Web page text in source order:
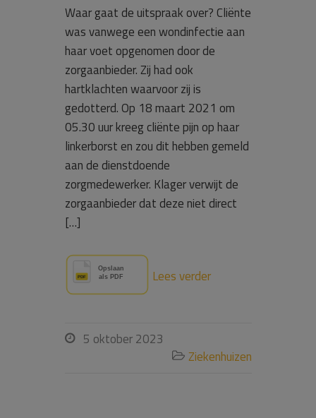
Waar gaat de uitspraak over? Cliënte
was vanwege een wondinfectie aan
haar voet opgenomen door de
zorgaanbieder. Zij had ook
hartklachten waarvoor zij is
gedotterd. Op 18 maart 2021 om
05.30 uur kreeg cliënte pijn op haar
linkerborst en zou dit hebben gemeld
aan de dienstdoende
zorgmedewerker. Klager verwijt de
zorgaanbieder dat deze niet direct
[…]
Lees verder
 5 oktober 2023
 Ziekenhuizen